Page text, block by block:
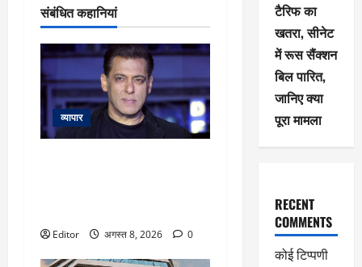
संबंधित कहानियां
व्यापार
Editor अगस्त 8, 2026 0
टैरिफ का
खतरा, सीनेट
में रूस सैंक्शन
बिल पारित,
जानिए क्या
पूरा मामला
RECENT
COMMENTS
कोई टिप्पणी